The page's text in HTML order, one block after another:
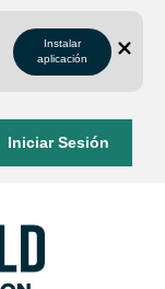
Instalar
aplicación
Iniciar Sesión